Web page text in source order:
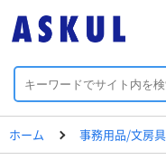
ホーム 事務用品/文房具